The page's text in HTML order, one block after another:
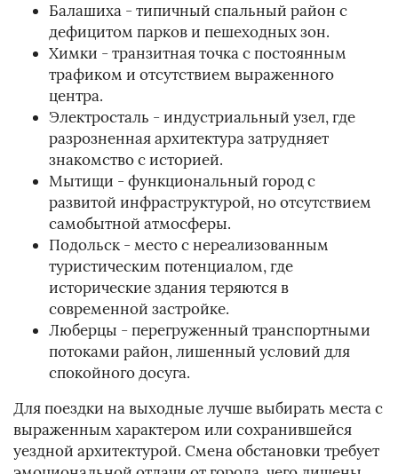
Балашиха - типичный спальный район с
дефицитом парков и пешеходных зон.
Химки - транзитная точка с постоянным
трафиком и отсутствием выраженного
центра.
Электросталь - индустриальный узел, где
разрозненная архитектура затрудняет
знакомство с историей.
Мытищи - функциональный город с
развитой инфраструктурой, но отсутствием
самобытной атмосферы.
Подольск - место с нереализованным
туристическим потенциалом, где
исторические здания теряются в
современной застройке.
Люберцы - перегруженный транспортными
потоками район, лишенный условий для
спокойного досуга.
Для поездки на выходные лучше выбирать места с
выраженным характером или сохранившейся
уездной архитектурой. Смена обстановки требует